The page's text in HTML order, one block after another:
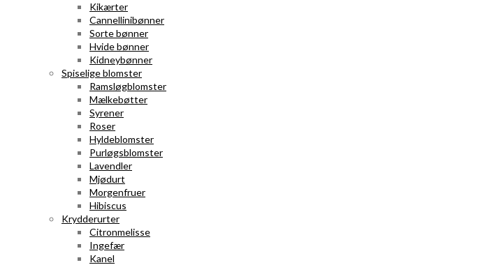
Kikærter
Cannellinibønner
Sorte bønner
Hvide bønner
Kidneybønner
Spiselige blomster
Ramsløgblomster
Mælkebøtter
Syrener
Roser
Hyldeblomster
Purløgsblomster
Lavendler
Mjødurt
Morgenfruer
Hibiscus
Krydderurter
Citronmelisse
Ingefær
Kanel